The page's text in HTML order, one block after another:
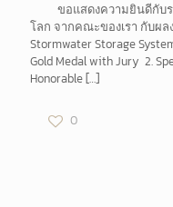
ขอแสดงความยินดีกับรา
โลก จากคณะของเรา กับผล
Stormwater Storage
Gold Medal with Jury 2.
Honorable […]
0